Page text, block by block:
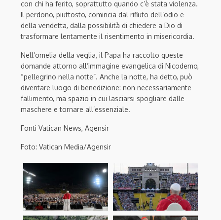
con chi ha ferito, soprattutto quando c’è stata violenza.
Il perdono, piuttosto, comincia dal rifiuto dell’odio e
della vendetta, dalla possibilità di chiedere a Dio di
trasformare lentamente il risentimento in misericordia.
Nell’omelia della veglia, il Papa ha raccolto queste
domande attorno all’immagine evangelica di Nicodemo,
“pellegrino nella notte”. Anche la notte, ha detto, può
diventare luogo di benedizione: non necessariamente
fallimento, ma spazio in cui lasciarsi spogliare dalle
maschere e tornare all’essenziale.
Fonti Vatican News, Agensir
Foto: Vatican Media/Agensir